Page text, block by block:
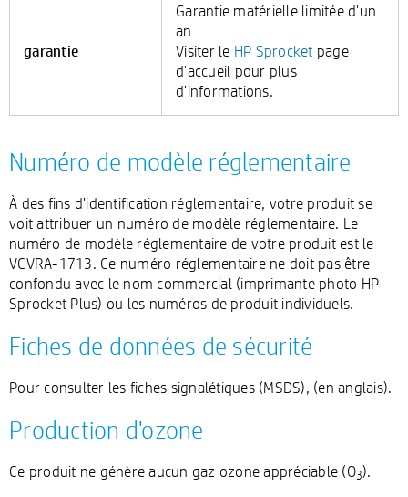
garantie
Garantie matérielle limitée d'un
an
Visiter le HP Sprocket page
d'accueil pour plus
d'informations.
Numéro de modèle réglementaire
À des fins d'identification réglementaire, votre produit se
voit attribuer un numéro de modèle réglementaire. Le
numéro de modèle réglementaire de votre produit est le
VCVRA-1713. Ce numéro réglementaire ne doit pas être
confondu avec le nom commercial (imprimante photo HP
Sprocket Plus) ou les numéros de produit individuels.
Fiches de données de sécurité
Pour consulter les fiches signalétiques (MSDS), (en anglais).
Production d'ozone
Ce produit ne génère aucun gaz ozone appréciable (O3).